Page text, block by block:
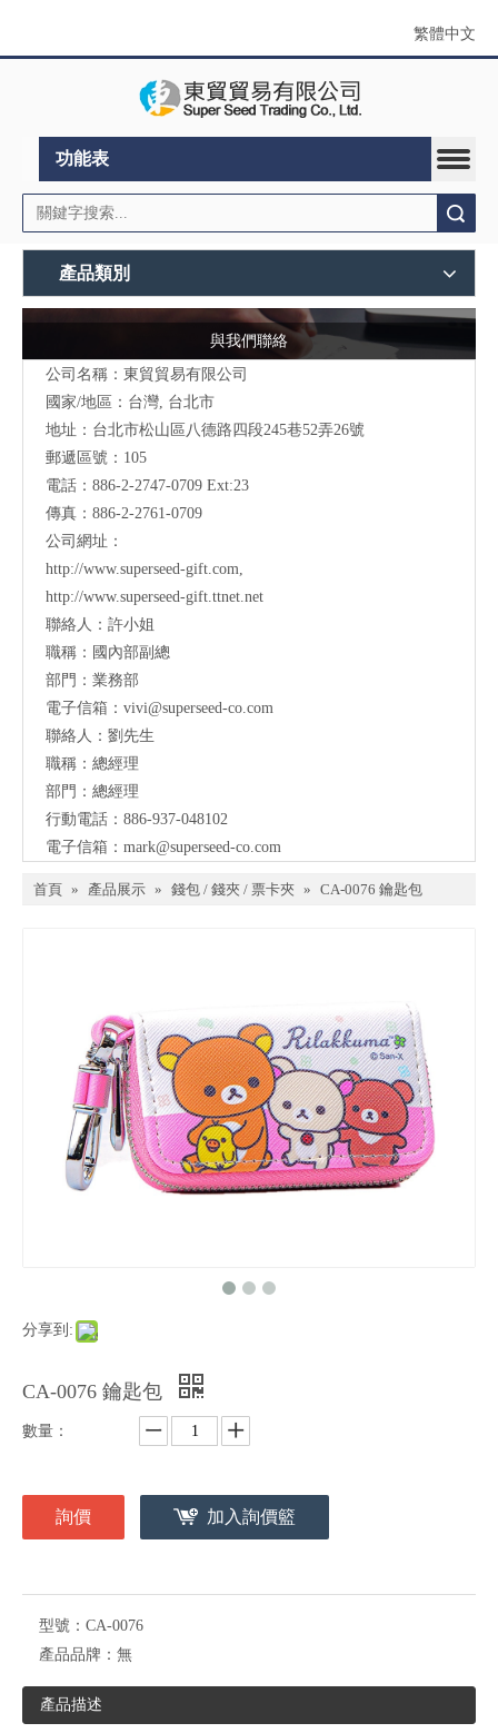
繁體中文
功能表
產品類別
與我們聯絡
公司名稱：東貿貿易有限公司
國家/地區：台灣, 台北市
地址： 台北市松山區八德路四段245巷52弄26號
郵遞區號：105
電話：886-2-2747-0709 Ext:23
傳真：886-2-2761-0709
公司網址：
http://www.superseed-gift.com
http://www.superseed-gift.ttnet.net
聯絡人：許小姐
職稱：國內部副總
部門：業務部
電子信箱： vivi@superseed-co.com
聯絡人：劉先生
職稱：總經理
部門：總經理
行動電話：886-937-048102
電子信箱： mark@superseed-co.com
首頁 » 產品展示 » 錢包 / 錢夾 / 票卡夾 » CA-0076 鑰匙包
分享到:
CA-0076 鑰匙包
數量：
詢價 加入詢價籃
型號： CA-0076
產品品牌： 無
產品描述